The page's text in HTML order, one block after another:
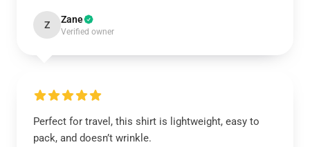
Z Zane
Verified owner
Perfect for travel, this shirt is lightweight, easy to
pack, and doesn’t wrinkle.